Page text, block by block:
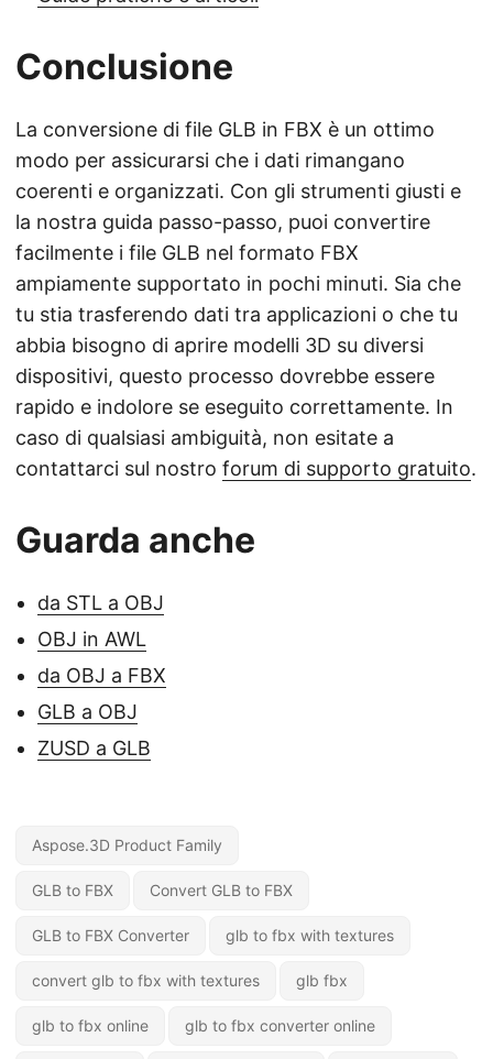
Conclusione
La conversione di file GLB in FBX è un ottimo
modo per assicurarsi che i dati rimangano
coerenti e organizzati. Con gli strumenti giusti e
la nostra guida passo-passo, puoi convertire
facilmente i file GLB nel formato FBX
ampiamente supportato in pochi minuti. Sia che
tu stia trasferendo dati tra applicazioni o che tu
abbia bisogno di aprire modelli 3D su diversi
dispositivi, questo processo dovrebbe essere
rapido e indolore se eseguito correttamente. In
caso di qualsiasi ambiguità, non esitate a
contattarci sul nostro forum di supporto gratuito.
Guarda anche
da STL a OBJ
OBJ in AWL
da OBJ a FBX
GLB a OBJ
ZUSD a GLB
Aspose.3D Product Family
GLB to FBX Convert GLB to FBX
GLB to FBX Converter glb to fbx with textures
convert glb to fbx with textures glb fbx
glb to fbx online glb to fbx converter online